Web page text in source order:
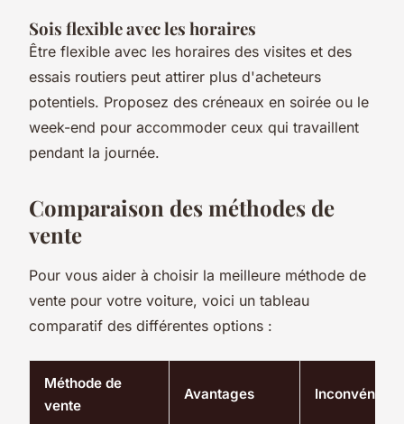
Sois flexible avec les horaires
Être flexible avec les horaires des visites et des
essais routiers peut attirer plus d'acheteurs
potentiels. Proposez des créneaux en soirée ou le
week-end pour accommoder ceux qui travaillent
pendant la journée.
Comparaison des méthodes de
vente
Pour vous aider à choisir la meilleure méthode de
vente pour votre voiture, voici un tableau
comparatif des différentes options :
Méthode de
vente
Avantages